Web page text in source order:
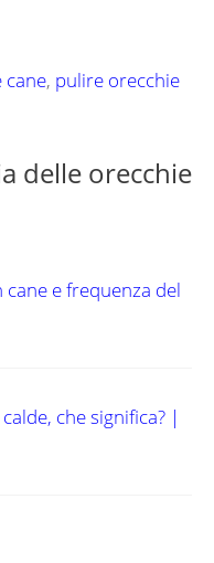
cane, pulire orecchie
delle orecchie
e frequenza del
che significa? |